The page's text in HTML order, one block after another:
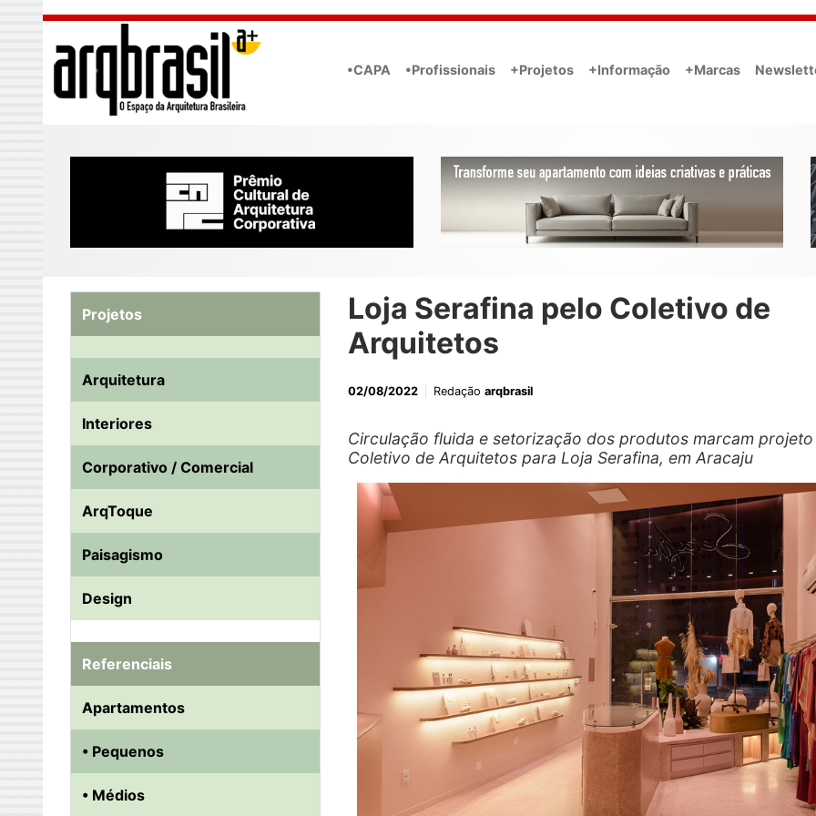
Skip to main content
•CAPA •Profissionais +Projetos +Informação +Marcas
Loja Serafina pelo Coletivo de
Arquitetos
02/08/2022 Redação arqbrasil
Circulação fluida e setorização dos produtos marcam
Coletivo de Arquitetos para Loja Serafina, em Aracaju
Projetos
Arquitetura
Interiores
Corporativo / Comercial
ArqToque
Paisagismo
Design
Referenciais
Apartamentos
• Pequenos
• Médios